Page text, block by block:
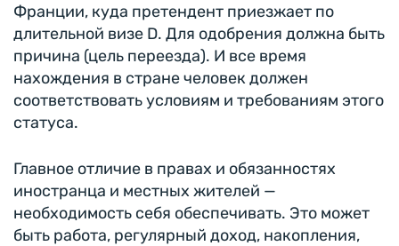
Франции, куда претендент приезжает по
длительной визе D. Для одобрения должна быть
причина (цель переезда). И все время
нахождения в стране человек должен
соответствовать условиям и требованиям этого
статуса.
Главное отличие в правах и обязанностях
иностранца и местных жителей —
необходимость себя обеспечивать. Это может
быть работа, регулярный доход, накопления,